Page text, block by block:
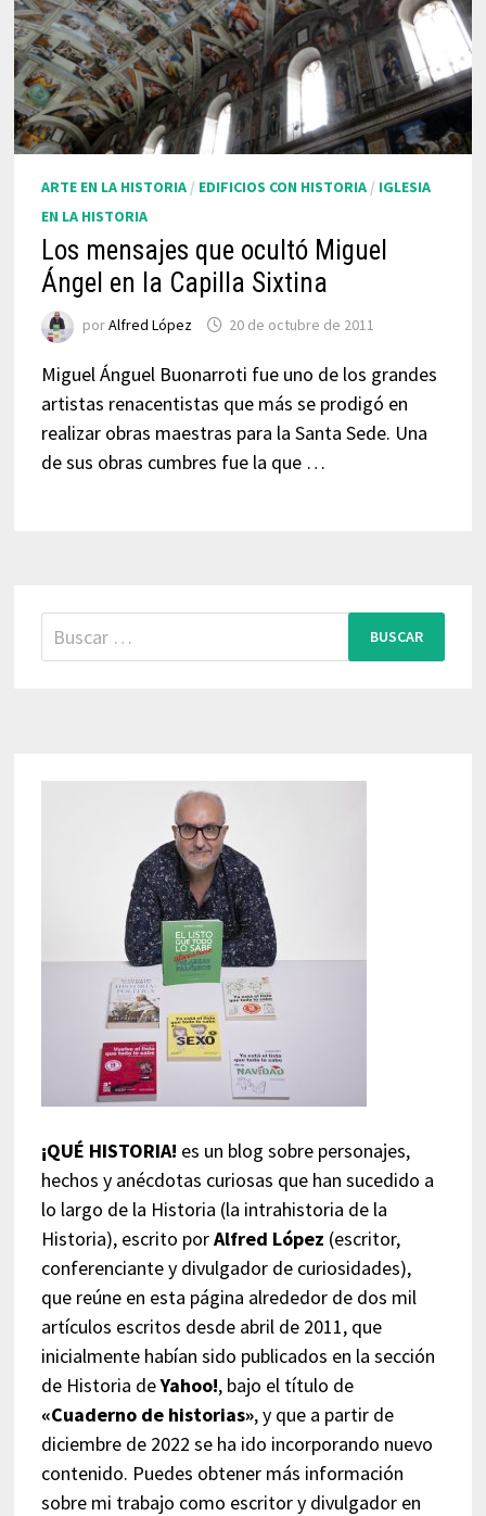
ARTE EN LA HISTORIA/ EDIFICIOS CON HISTORIA/ IGLESIA
EN LA HISTORIA
Los mensajes que ocultó Miguel
Ángel en la Capilla Sixtina
porAlfred López 20 de octubre de 2011
Miguel Ánguel Buonarroti fue uno de los grandes
artistas renacentistas que más se prodigó en
realizar obras maestras para la Santa Sede. Una
de sus obras cumbres fue la que …
Buscar:
¡QUÉ HISTORIA! es un blog sobre personajes,
hechos y anécdotas curiosas que han sucedido a
lo largo de la Historia (la intrahistoria de la
Historia), escrito porAlfred López (escritor,
conferenciante y divulgador de curiosidades),
que reúne en esta página alrededor de dos mil
artículos escritos desde abril de 2011, que
inicialmente habían sido publicados en la sección
de Historia deYahoo!, bajo el título de
«Cuaderno de historias», y que a partir de
diciembre de 2022 se ha ido incorporando nuevo
contenido. Puedes obtener más información
sobre mi trabajo como escritor y divulgador en